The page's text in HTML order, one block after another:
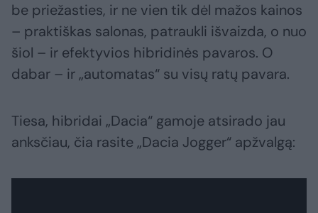
be priežasties, ir ne vien tik dėl mažos kainos
– praktiškas salonas, patraukli išvaizda, o nuo
šiol – ir efektyvios hibridinės pavaros. O
dabar – ir „automatas“ su visų ratų pavara.
Tiesa, hibridai „Dacia“ gamoje atsirado jau
anksčiau, čia rasite „Dacia Jogger“ apžvalgą: